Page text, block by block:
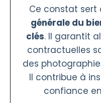
Ce constat sert
générale du
clés. Il garantit
contractuelles
des
Il contribue à
confiance